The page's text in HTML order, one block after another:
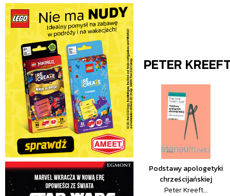
PETER
Podstawy apologetyki
chrześcijańskiej
Peter Kreeft...